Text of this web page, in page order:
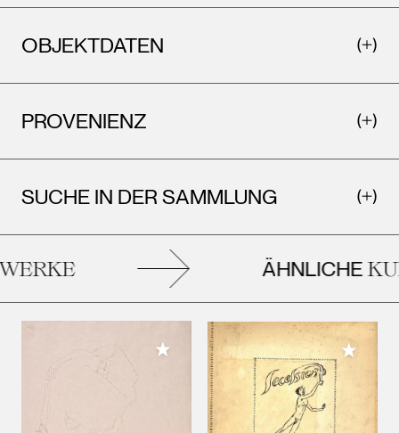
OBJEKTDATEN
PROVENIENZ
SUCHE IN DER SAMMLUNG
ÄHNLICHE
Meiner Sammlung hinzufügen Meiner